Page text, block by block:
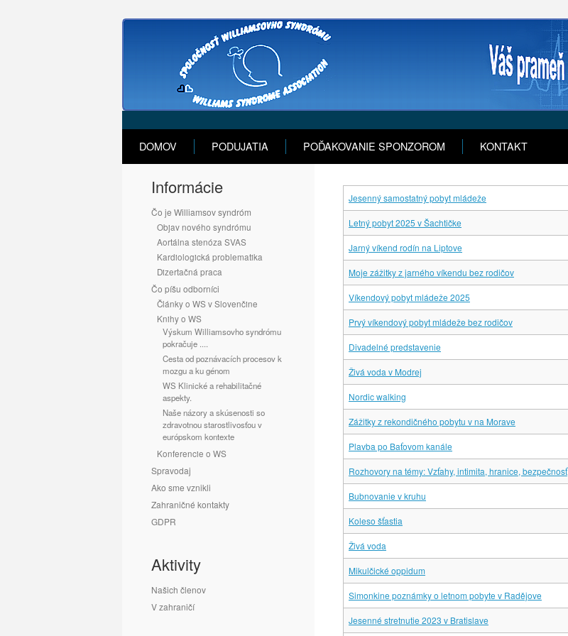
DOMOV PODUJATIA POĎAKOVANIE SPONZOROM KONTAKT
Informácie
Čo je Williamsov syndróm
Objav nového syndrómu
Aortálna stenóza SVAS
Kardiologická problematika
Dizertačná praca
Čo píšu odborníci
Články o WS v Slovenčine
Knihy o WS
Výskum Williamsovho syndrómu
pokračuje ....
Cesta od poznávacích procesov k
mozgu a ku génom
WS Klinické a rehabilitačné
aspekty.
Naše názory a skúsenosti so
zdravotnou starostlivosťou v
európskom kontexte
Konferencie o WS
Spravodaj
Ako sme vznikli
Zahraničné kontakty
GDPR
Aktivity
Našich členov
V zahraničí
Jesenný samostatný pobyt mládeže
Letný pobyt 2025 v Šachtičke
Jarný víkend rodín na Liptove
Moje zážitky z jarného víkendu bez rodičov
Víkendový pobyt mládeže 2025
Prvý víkendový pobyt mládeže bez rodičov
Divadelné predstavenie
Živá voda v Modrej
Nordic walking
Zážitky z rekondičného pobytu v na Morave
Plavba po Baťovom kanále
Rozhovory na témy: Vzťahy, intimita, hranice, bezpečnosť
Bubnovanie v kruhu
Koleso šťastia
Živá voda
Mikulčické oppidum
Simonkine poznámky o letnom pobyte v Radějove
Jesenné stretnutie 2023 v Bratislave